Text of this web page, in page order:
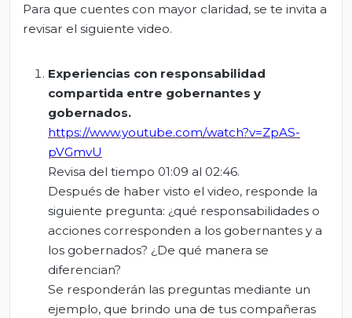
Para que cuentes con mayor claridad, se te invita a
revisar el siguiente video.
Experiencias con responsabilidad
compartida entre gobernantes y
gobernados.
https://www.youtube.com/watch?v=ZpAS-
pVGmvU
Revisa del tiempo 01:09 al 02:46.
Después de haber visto el video, responde la
siguiente pregunta: ¿qué responsabilidades o
acciones corresponden a los gobernantes y a
los gobernados? ¿De qué manera se
diferencian?
Se responderán las preguntas mediante un
ejemplo, que brindo una de tus compañeras